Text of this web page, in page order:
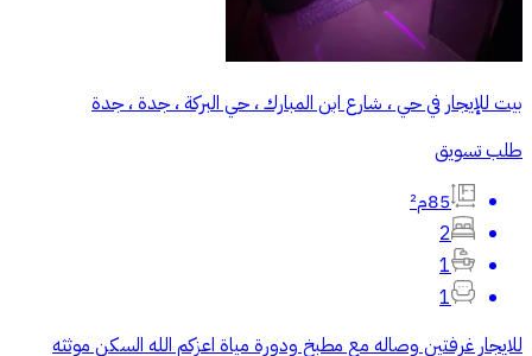
بيت للإيجار في حي ، شارع ابن المبارك ، حي البركة ، جدة ، جدة
طلب تسويق
85م²
2
1
1
للايجار غرفتين وصاله مع مطبخ ودورة مياة اعزكم الله السكن موثثه